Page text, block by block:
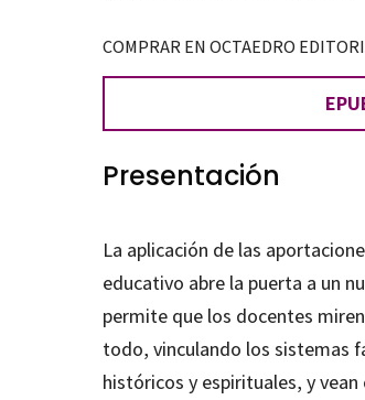
cantidad
COMPRAR EN OCTAEDRO
Presentación
La aplicación de las
educativo abre la puerta a un
permite que los docentes
todo, vinculando los sistemas
históricos y espirituales, y